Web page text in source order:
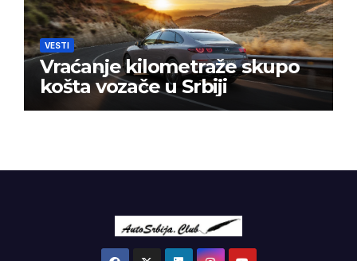
VESTI
Vraćanje kilometraže skupo
košta vozače u Srbiji